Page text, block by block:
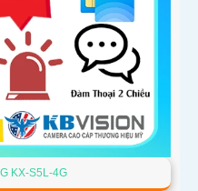
KX-S5L-4G